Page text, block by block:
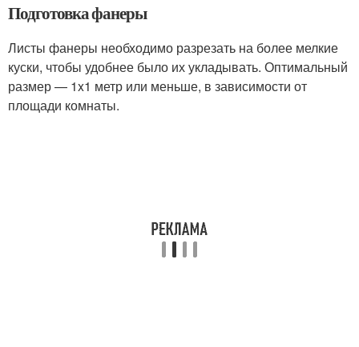
Подготовка фанеры
Листы фанеры необходимо разрезать на более мелкие
куски, чтобы удобнее было их укладывать. Оптимальный
размер — 1x1 метр или меньше, в зависимости от
площади комнаты.